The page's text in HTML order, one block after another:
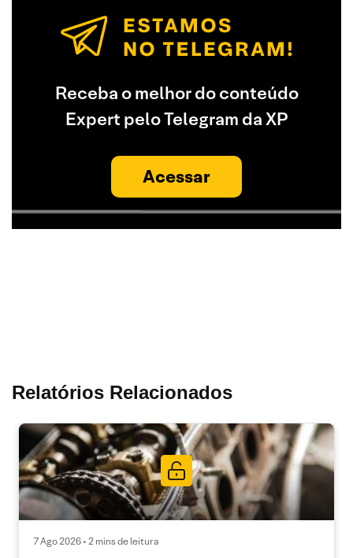
Receba o melhor do conteúdo
Expert pelo Telegram da XP
Acessar
Relatórios Relacionados
7 Ago 2026 • 2 mins de leitura